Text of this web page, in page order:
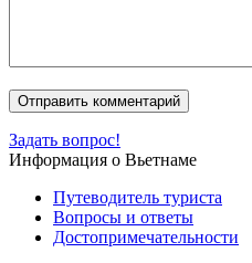
Задать вопрос!
Информация о Вьетнаме
Путеводитель туриста
Вопросы и ответы
Достопримечательности